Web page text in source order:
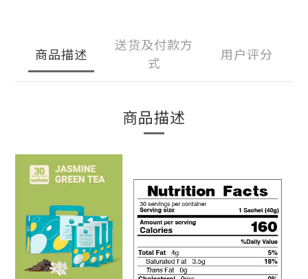
商品描述
送货及付款方
式
用户评分
商品描述